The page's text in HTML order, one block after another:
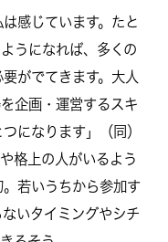
感じています。たと
うになれば、多くの
がでてきます。大人
企画・運営するスキ
になります」（同）
格上の人がいるよう
若いうちから参加す
いタイミングやシチ